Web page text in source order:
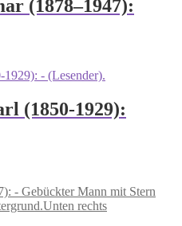
(1878–1947):
(1850-1929):